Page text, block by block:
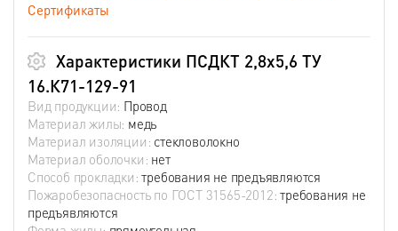
Сертификаты
Характеристики ПСДКТ 2,8х5,6 ТУ
16.К71-129-91
Вид продукции: Провод
Материал жилы: медь
Материал изоляции: стекловолокно
Материал оболочки: нет
Способ прокладки:требования не предъявляются
Пожаробезопасность по ГОСТ 31565-2012:требования не
предъявляются